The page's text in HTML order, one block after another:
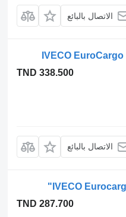
الاتصال بالبائع
TND 338.500
الاتصال بالبائع
TND 287.700